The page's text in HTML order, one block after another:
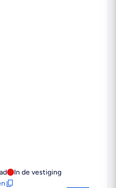
In de vestiging